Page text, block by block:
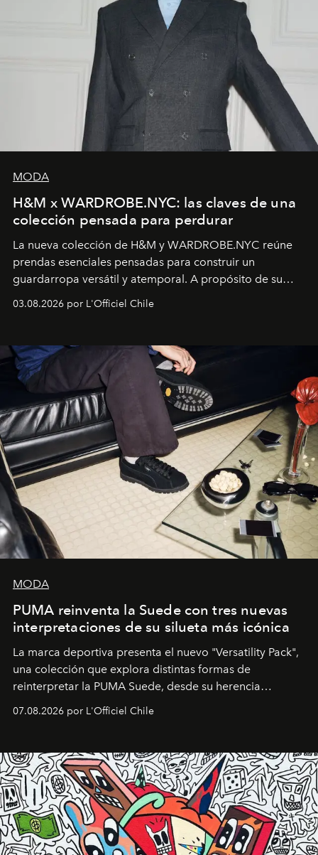
MODA
H&M x WARDROBE.NYC: las claves de una
colección pensada para perdurar
La nueva colección de H&M y WARDROBE.NYC reúne
prendas esenciales pensadas para construir un
guardarropa versátil y atemporal. A propósito de su
la asesora creativa y jefa de diseño global de la marca
y la filosofía detrás de la propuesta.
03.08.2026 por L'Officiel Chile
MODA
PUMA reinventa la Suede con tres nuevas
interpretaciones de su silueta más icónica
La marca deportiva presenta el nuevo "Versatility Pack",
una colección que explora distintas formas de
reinterpretar la PUMA Suede, desde su herencia
diseño y el universo outdoor.
07.08.2026 por L'Officiel Chile